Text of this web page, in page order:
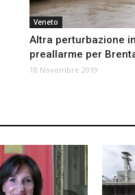
Veneto
Altra perturbazione
preallarme per
18 Novembre 2019